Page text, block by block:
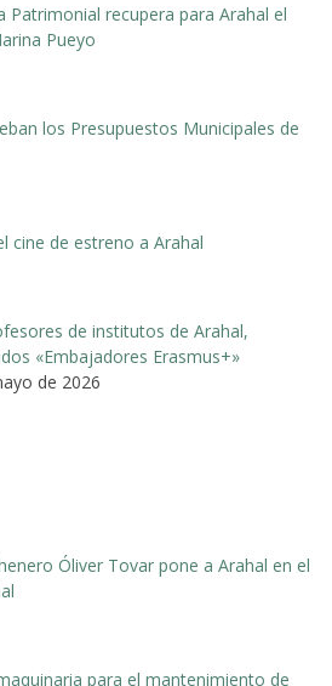
Patrimonial recupera para Arahal el
Pueyo
los Presupuestos Municipales de
cine de estreno a Arahal
de institutos de Arahal,
«Embajadores Erasmus+»
de 2026
Óliver Tovar pone a Arahal en el
para el mantenimiento de